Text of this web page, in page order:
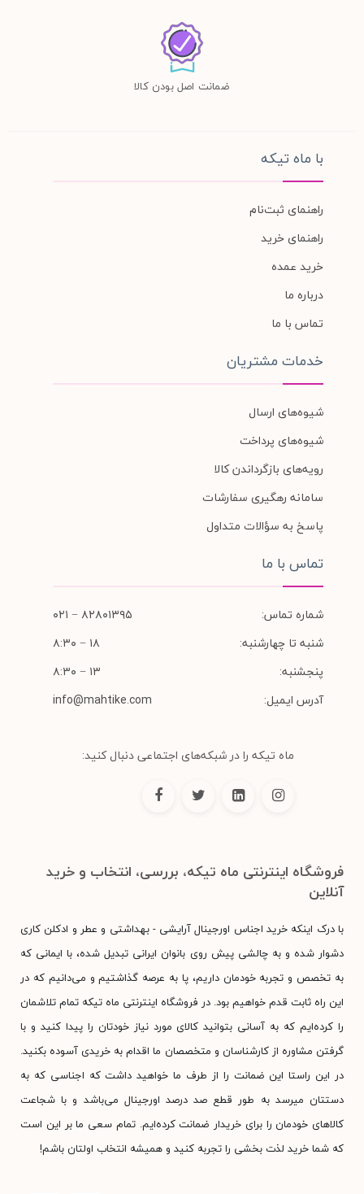
ضمانت اصل بودن کالا
با ماه تیکه
راهنمای ثبت‌نام
راهنمای خرید
خرید عمده
درباره ما
تماس با ما
خدمات مشتریان
شیوه‌های ارسال
شیوه‌های پرداخت
رویه‌های بازگرداندن کالا
سامانه رهگیری سفارشات
پاسخ به سؤالات متداول
تماس با ما
شماره تماس:
۸۲۸۰۱۳۹۵ − ۰۲۱
شنبه تا چهارشنبه:
۱۸ − ۸:۳۰
پنجشنبه:
۱۳ − ۸:۳۰
آدرس ایمیل:
info@mahtike.com
ماه تیکه را در شبکه‌های اجتماعی دنبال کنید:
فروشگاه اینترنتی ماه تیکه، بررسی، انتخاب و خرید
آنلاین
با درک اینکه خرید اجناس اورجینال آرایشی - بهداشتی و عطر و ادکلن کاری
دشوار شده و به چالشی پیش روی بانوان ایرانی تبدیل شده، با ایمانی که
به تخصص و تجربه خودمان داریم، پا به عرصه گذاشتیم و می‌دانیم که در
این راه ثابت قدم خواهیم بود. در فروشگاه اینترنتی ماه تیکه تمام تلاشمان
را کرده‌ایم که به آسانی بتوانید کالای مورد نیاز خودتان را پیدا کنید و با
گرفتن مشاوره از کارشناسان و متخصصان ما اقدام به خریدی آسوده بکنید.
در این راستا این ضمانت را از طرف ما خواهید داشت که اجناسی که به
دستتان میرسد به طور قطع صد درصد اورجینال می‌باشد و با شجاعت
کالاهای خودمان را برای خریدار ضمانت کرده‌ایم. تمام سعی ما بر این است
که شما خرید لذت بخشی را تجربه کنید و همیشه انتخاب اولتان باشم!